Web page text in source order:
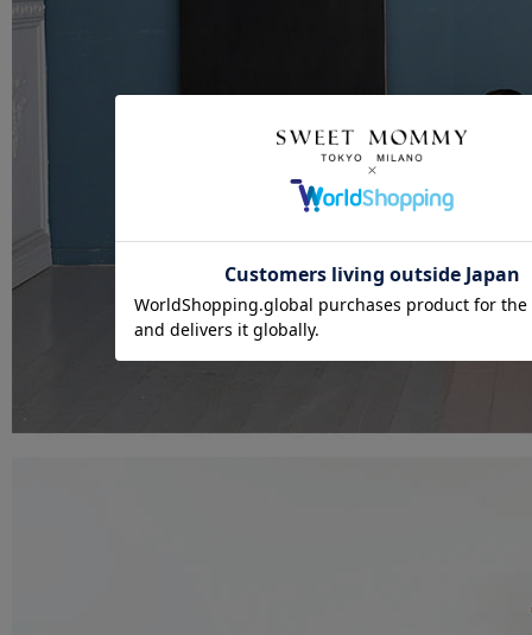
クーポンコードをコピーしました。
ショッピングカート画面にてご入力ください。
クーポンのご利用には会員登録が必要となります。